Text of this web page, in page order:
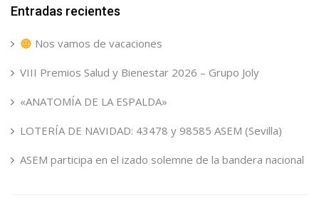
Entradas recientes
Nos vamos de vacaciones
VIII Premios Salud y Bienestar 2026 – Grupo Joly
«ANATOMÍA DE LA ESPALDA»
LOTERÍA DE NAVIDAD: 43478 y 98585 ASEM (Sevilla)
ASEM participa en el izado solemne de la bandera nacional